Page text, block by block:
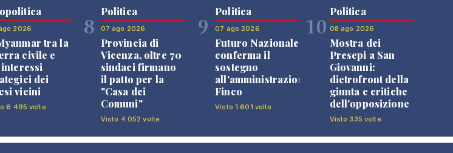
2026
tra la
civile e
dei
vicini
6.495 volte
8
Politica
07 ago 2026
Provincia di
Vicenza, oltre 70
sindaci firmano
il patto per la
"Casa dei
Comuni"
Visto 4.052 volte
9
Politica
07 ago 2026
Futuro Nazionale
conferma il
sostegno
all'amministrazione
Finco
Visto 1.601 volte
10
Politica
08 ago 2026
Mostra dei
Presepi a San
Giovanni:
dietrofront della
giunta e critiche
dell'opposizione
Visto 335 volte